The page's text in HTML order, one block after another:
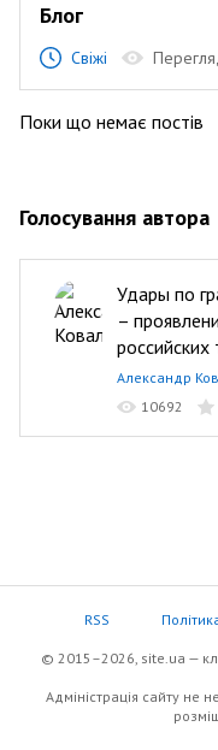
Блог
Свіжі
Поки що немає постів
Голосування автора
Удары по
–
российских
Александр
10692
RSS
© 2015–2026, site.ua —
Адміністрація сайту не